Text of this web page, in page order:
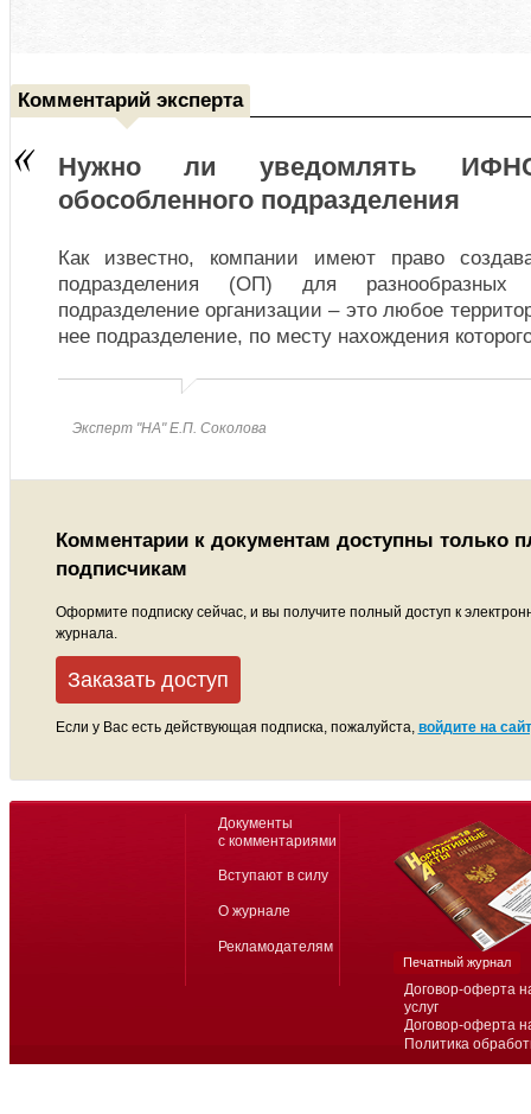
Комментарий эксперта
Нужно ли уведомлять
обособленного подразделения
Как известно, компании имеют право
подразделения (ОП) для разнообразных
подразделение организации – это любое
нее подразделение, по месту нахождения
Эксперт "НА" Е.П. Соколова
Комментарии к документам доступны только
подписчикам
Оформите подписку сейчас, и вы получите полный доступ к
журнала.
Заказать доступ
Если у Вас есть действующая подписка, пожалуйста, войдите на
Договор-оферта
услуг
Договор-оферта
Политика
Документы
с комментариями
Вступают в силу
О журнале
Рекламодателям
Печатный журнал